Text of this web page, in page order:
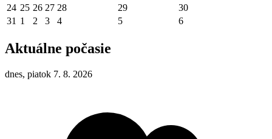
24 25 26 27 28 29
30
31 1 2 3 4 5 6
Aktuálne počasie
dnes, piatok 7. 8. 2026